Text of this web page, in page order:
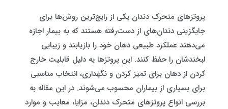
پروتزهای متحرک دندان یکی از رایج‌ترین روش‌ها برای
جایگزینی دندان‌های از دست‌رفته هستند که به بیمار اجازه
می‌دهند عملکرد طبیعی دهان خود را بازیابند و زیبایی
لبخندشان را حفظ کنند. این پروتزها به دلیل قابلیت خارج
کردن از دهان برای تمیز کردن و نگهداری، انتخاب مناسبی
برای بسیاری از بیماران محسوب می‌شوند. در این مقاله به
بررسی انواع پروتزهای متحرک دندان، مزایا، معایب و موارد